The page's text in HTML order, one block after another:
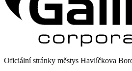
Oficiální stránky městys Havlíčkova